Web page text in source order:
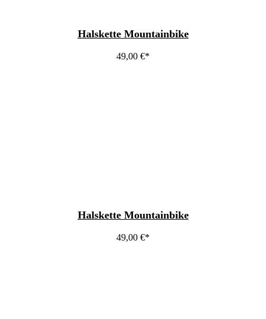
Halskette Mountainbike
49,00 €
Halskette Mountainbike
49,00 €